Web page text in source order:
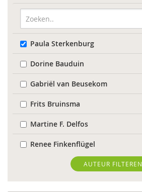
Paula Sterkenburg
Dorine Bauduin
Gabriël van Beusekom
Frits Bruinsma
Martine F. Delfos
Renee Finkenflügel
Willem Huijnk
Lucet van der Kamp
AUTEUR FILTEREN